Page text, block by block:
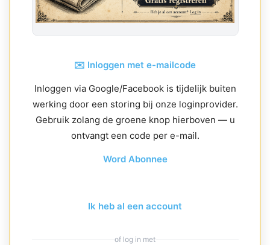
✉️ Inloggen met e-mailcode
Inloggen via Google/Facebook is tijdelijk buiten
werking door een storing bij onze loginprovider.
Gebruik zolang de groene knop hierboven — u
ontvangt een code per e-mail.
Word Abonnee
Ik heb al een account
of log in met